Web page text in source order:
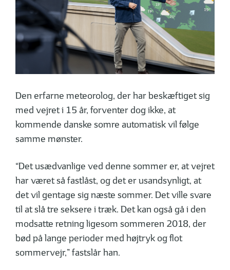
Den erfarne meteorolog, der har beskæftiget sig
med vejret i 15 år, forventer dog ikke, at
kommende danske somre automatisk vil følge
samme mønster.
“Det usædvanlige ved denne sommer er, at vejret
har været så fastlåst, og det er usandsynligt, at
det vil gentage sig næste sommer. Det ville svare
til at slå tre seksere i træk. Det kan også gå i den
modsatte retning ligesom sommeren 2018, der
bød på lange perioder med højtryk og flot
sommervejr,” fastslår han.